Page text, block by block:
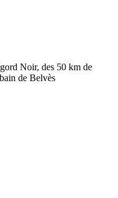
Noir, des 50 km de
de Belvès